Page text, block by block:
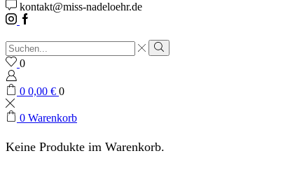
kontakt@miss-nadeloehr.de
Instagram
Facebook
Sucheingabe
Suche
0
0 0,00 € 0
0 Warenkorb
Keine Produkte im Warenkorb.